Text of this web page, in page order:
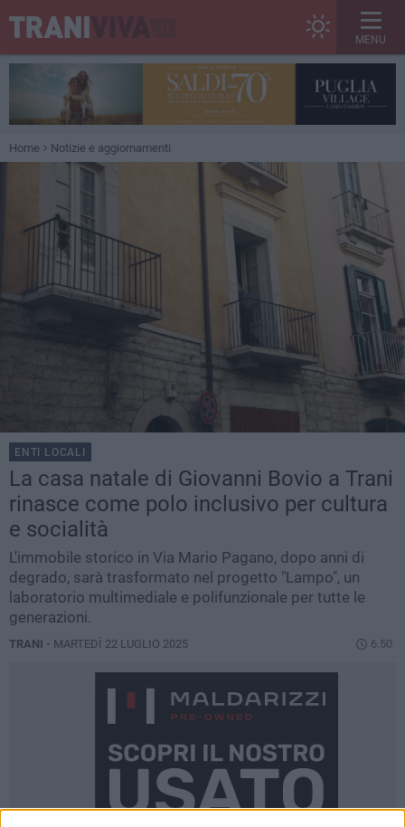
MENU
Home Notizie e aggiornamenti
ENTI LOCALI
La casa natale di Giovanni Bovio a Trani
rinasce come polo inclusivo per cultura
e socialità
L'immobile storico in Via Mario Pagano, dopo anni di
degrado, sarà trasformato nel progetto "Lampo", un
laboratorio multimediale e polifunzionale per tutte le
generazioni.
TRANI - MARTEDÌ 22 LUGLIO 2025 6.50